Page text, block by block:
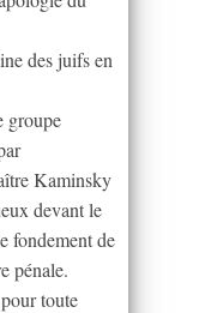
des juifs en
groupe
Kaminsky
devant le
fondement de
pénale.
toute